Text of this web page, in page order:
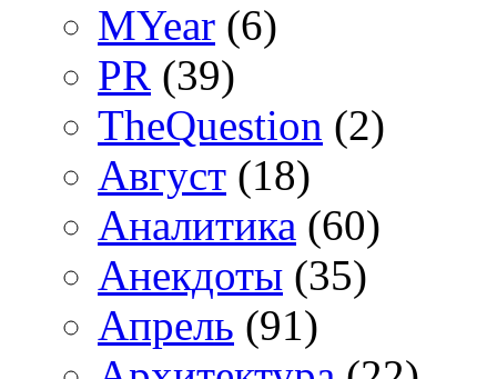
MYear (6)
PR (39)
TheQuestion (2)
Август (18)
Аналитика (60)
Анекдоты (35)
Апрель (91)